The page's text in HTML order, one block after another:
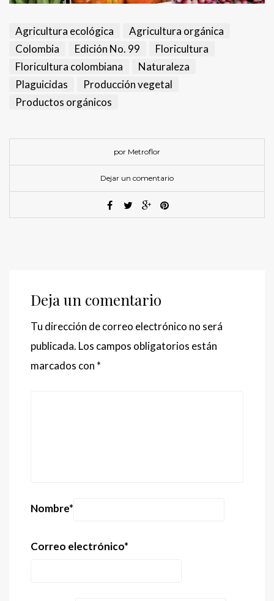
Agricultura ecológica
Agricultura orgánica
Colombia
Edición No. 99
Floricultura
Floricultura colombiana
Naturaleza
Plaguicidas
Producción vegetal
Productos orgánicos
por Metroflor
Dejar un comentario
Deja un comentario
Tu dirección de correo electrónico no será
publicada. Los campos obligatorios están
marcados con *
Nombre*
Correo electrónico*